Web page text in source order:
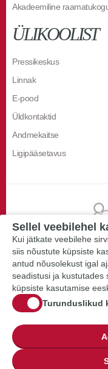
Akadeemiline
ÜLIKOOLIST
Pressikeskus
Linnak
E-pood
Üldkontaktid
Andmekaitse
Ligipääsetavus
Sellel veebilehel
Kui jätkate veebilehe
siis nõustute küpsiste
antud nõusolekust igal
seadistusi ja kustutades
küpsiste kasutamise
Turunduslikud